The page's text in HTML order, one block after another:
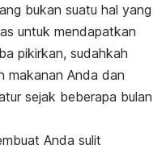
bukan suatu hal yang
untuk mendapatkan
pikirkan, sudahkah
makanan Anda dan
sejak beberapa bulan
Anda sulit